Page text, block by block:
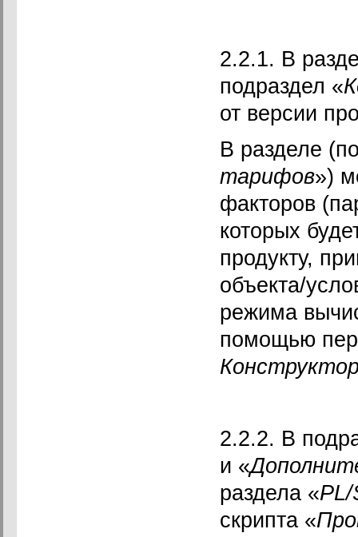
2.2.1. В
подраздел «
от версии
В разделе
тарифов»)
факторов
которых
продукту,
объекта/
режима
помощью
2.2.2. В
и «
раздела «
скрипта «